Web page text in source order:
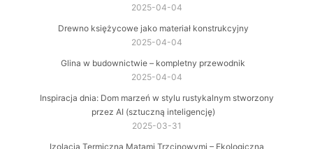
2025-04-04
Drewno księżycowe jako materiał konstrukcyjny
2025-04-04
Glina w budownictwie – kompletny przewodnik
2025-04-04
Inspiracja dnia: Dom marzeń w stylu rustykalnym stworzony
przez AI (sztuczną inteligencję)
2025-03-31
Izolacja Termiczna Matami Trzcinowymi – Ekologiczna